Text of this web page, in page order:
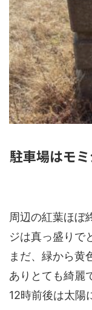
駐車場はモ
周辺の紅葉ほぼ
ジは真っ盛りで
まだ、緑から黄
ありとても綺麗
12時前後は太陽